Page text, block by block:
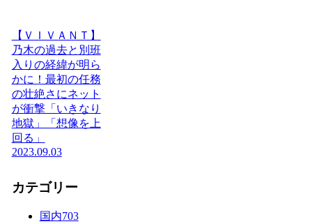
【ＶＩＶＡＮＴ】
乃木の過去と別班
入りの経緯が明ら
かに！最初の任務
の壮絶さにネット
が衝撃「いきなり
地獄」「想像を上
回る」
2023.09.03
カテゴリー
国内703